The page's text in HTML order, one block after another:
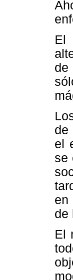
El
de
de
el
se
en
de
El